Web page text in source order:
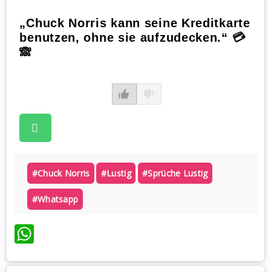
„Chuck Norris kann seine Kreditkarte
benutzen, ohne sie aufzudecken.“ 💳
🙈
#chuck Norris #lustig #sprüche Lustig
#whatsapp
WhatsApp